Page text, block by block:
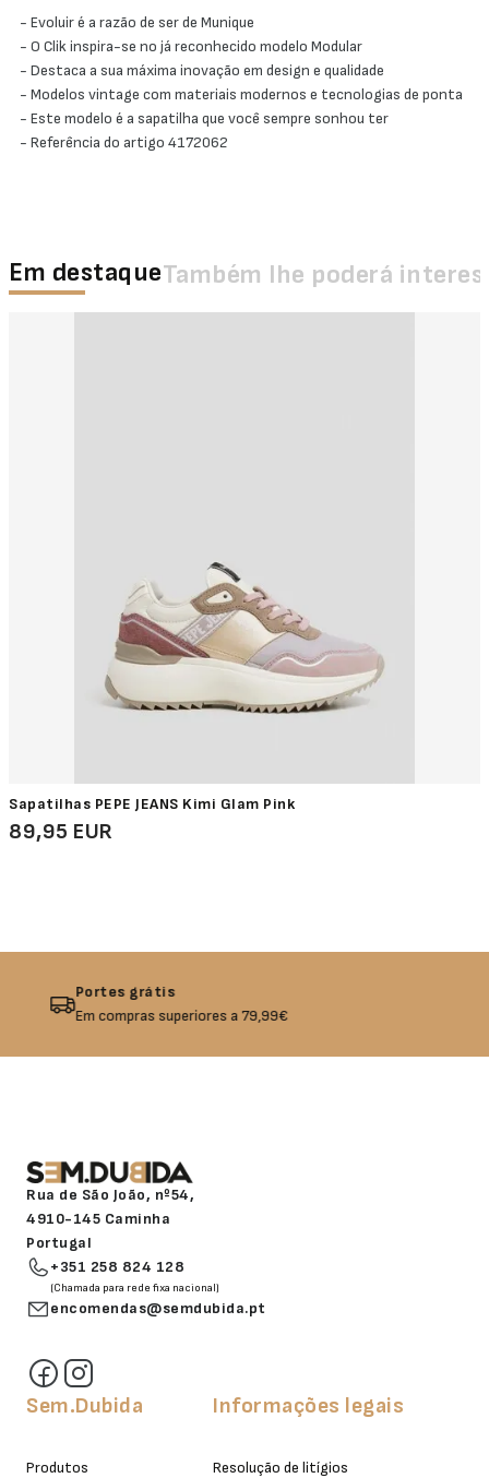
- Evoluir é a razão de ser de Munique
- O Clik inspira-se no já reconhecido modelo Modular
- Destaca a sua máxima inovação em design e qualidade
- Modelos vintage com materiais modernos e tecnologias de ponta
- Este modelo é a sapatilha que você sempre sonhou ter
- Referência do artigo 4172062
Em destaqueTambém lhe poderá
Sapatilhas PEPE JEANS Kimi Glam Pink
89,95 EUR
Devolução garantida
Não gostou? Troque o seu produto!
Rua de São João, nº54,
4910-145 Caminha
Portugal
+351 258 824 128
(Chamada para rede fixa nacional)
encomendas@semdubida.pt
Sem.Dubida
Produtos
Informações legais
Resolução de litígios